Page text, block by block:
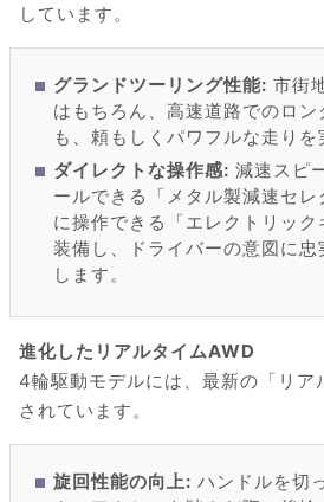
しています。
グランドツーリング性能: 市街
はもちろん、高速道路でのロン
も、頼もしくパワフルな走りを
ダイレクトな操作感: 減速スピ
ールできる「メタル製減速セ
に操作できる「エレクトリッ
装備し、ドライバーの意図に忠
します。
進化したリアルタイムAWD
4輪駆動モデルには、最新の「リア
されています。
旋回性能の向上: ハンドルを切